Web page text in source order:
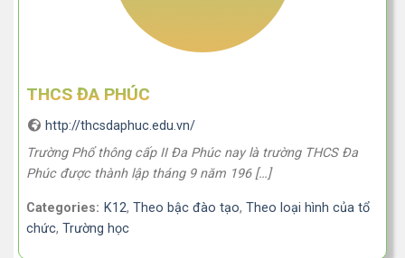
THCS ĐA PHÚC
http://thcsdaphuc.edu.vn/
Trường Phổ thông cấp II Đa Phúc nay là trường THCS Đa
Phúc được thành lập tháng 9 năm 196 […]
Categories: K12, Theo bậc đào tạo, Theo loại hình của tổ
chức, Trường học